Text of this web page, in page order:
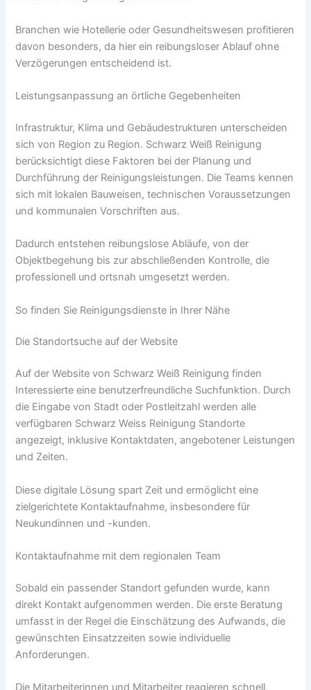
Branchen wie Hotellerie oder Gesundheitswesen profitieren
davon besonders, da hier ein reibungsloser Ablauf ohne
Verzögerungen entscheidend ist.
Leistungsanpassung an örtliche Gegebenheiten
Infrastruktur, Klima und Gebäudestrukturen unterscheiden
sich von Region zu Region. Schwarz Weiß Reinigung
berücksichtigt diese Faktoren bei der Planung und
Durchführung der Reinigungsleistungen. Die Teams kennen
sich mit lokalen Bauweisen, technischen Voraussetzungen
und kommunalen Vorschriften aus.
Dadurch entstehen reibungslose Abläufe, von der
Objektbegehung bis zur abschließenden Kontrolle, die
professionell und ortsnah umgesetzt werden.
So finden Sie Reinigungsdienste in Ihrer Nähe
Die Standortsuche auf der Website
Auf der Website von Schwarz Weiß Reinigung finden
Interessierte eine benutzerfreundliche Suchfunktion. Durch
die Eingabe von Stadt oder Postleitzahl werden alle
verfügbaren Schwarz Weiss Reinigung Standorte
angezeigt, inklusive Kontaktdaten, angebotener Leistungen
und Zeiten.
Diese digitale Lösung spart Zeit und ermöglicht eine
zielgerichtete Kontaktaufnahme, insbesondere für
Neukundinnen und -kunden.
Kontaktaufnahme mit dem regionalen Team
Sobald ein passender Standort gefunden wurde, kann
direkt Kontakt aufgenommen werden. Die erste Beratung
umfasst in der Regel die Einschätzung des Aufwands, die
gewünschten Einsatzzeiten sowie individuelle
Anforderungen.
Die Mitarbeiterinnen und Mitarbeiter reagieren schnell,